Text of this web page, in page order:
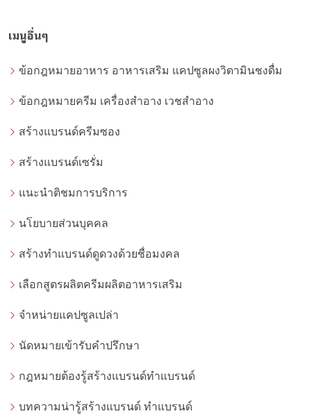
เมนูอื่นๆ
ข้อกฎหมายอาหาร อาหารเสริม แคปซูลผงวิตามินชงดื่ม
ข้อกฎหมายครีม เครื่องสำอาง เวชสำอาง
สร้างแบรนด์ครีมซอง
สร้างแบรนด์เซรั่ม
แนะนำติชมการบริการ
นโยบายส่วนบุคคล
สร้างทำแบรนด์ดูดวงด้วยชื่อมงคล
เลือกสูตรผลิตครีมผลิตอาหารเสริม
จำหน่ายแคปซูลเปล่า
นัดหมายเข้ารับคำปรึกษา
กฎหมายต้องรู้สร้างแบรนด์ทำแบรนด์
บทความน่ารู้สร้างแบรนด์ ทำแบรนด์